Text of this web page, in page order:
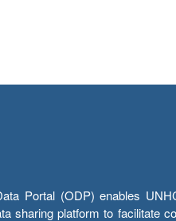
Portal (ODP) enables
sharing platform to facilitate